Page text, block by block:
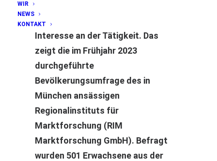
WIR
NEWS
KONTAKTder Schöffen. 16 Prozent hätten
Interesse an der Tätigkeit. Das
zeigt die im Frühjahr 2023
durchgeführte
Bevölkerungsumfrage des in
München ansässigen
Regionalinstituts für
Marktforschung (RIM
Marktforschung GmbH). Befragt
wurden 501 Erwachsene aus der